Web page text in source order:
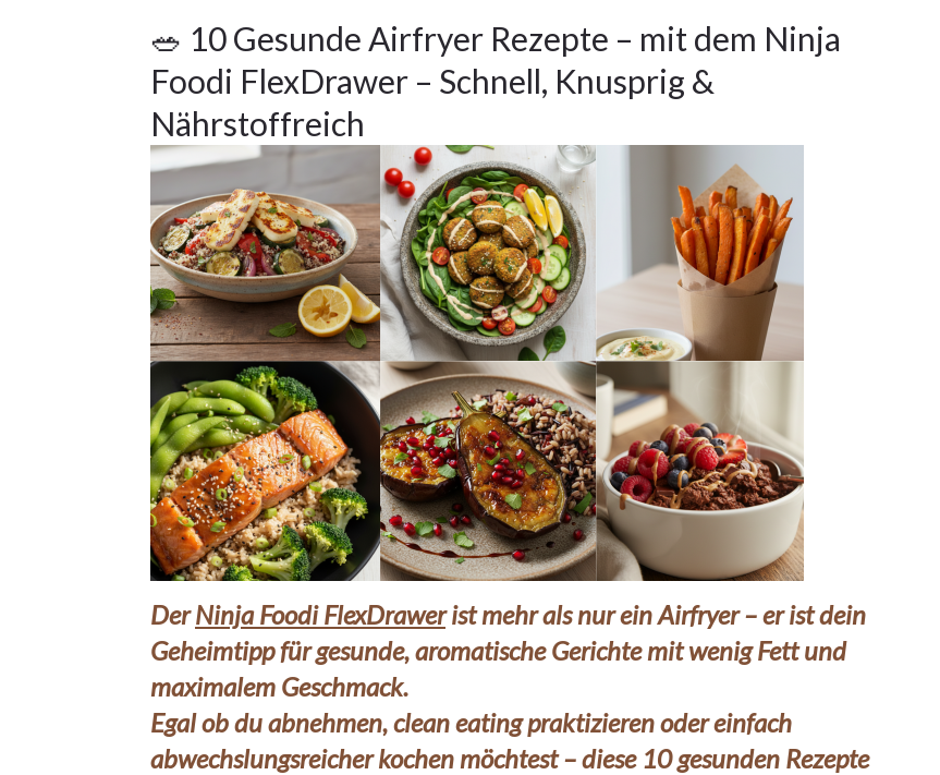
🥗 10 Gesunde Airfryer Rezepte – mit dem Ninja
Foodi FlexDrawer – Schnell, Knusprig &
Nährstoffreich
DerNinja Foodi FlexDrawerist mehr als nur ein Airfryer – er ist dein
Geheimtipp für gesunde, aromatische Gerichte mit wenig Fett und
maximalem Geschmack.
Egal ob du abnehmen, clean eating praktizieren oder einfach
abwechslungsreicher kochen möchtest – diese 10 gesunden Rezepte